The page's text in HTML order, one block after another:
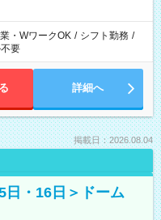
・WワークOK / シフト勤務 /
要
詳細へ
掲載日：2026.08.04
日・16日＞ドーム